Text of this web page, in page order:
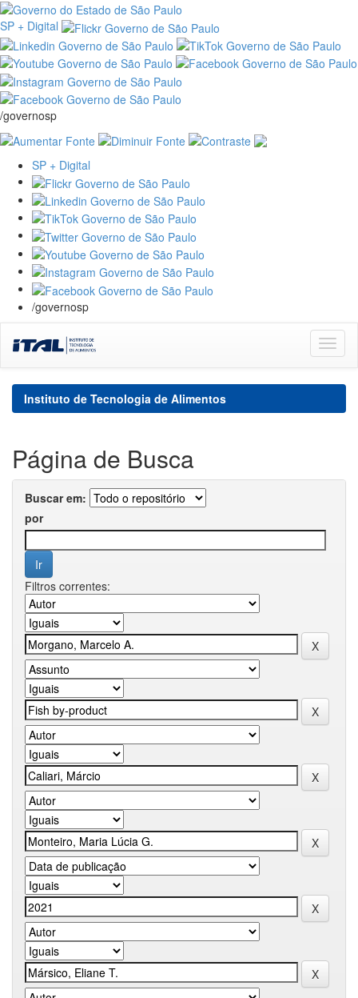
SP + Digital
/governosp
SP + Digital
/governosp
navigation
Instituto de Tecnologia de Alimentos
Página de Busca
Buscar em:
por
Filtros correntes: